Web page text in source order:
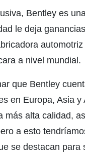
Bentley es
le deja
a nivel mundial.
que Bentley
en Europa, Asia
más alta calidad,
a esto
se destacan para